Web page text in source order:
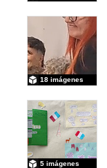
18 imágenes
5 imágenes